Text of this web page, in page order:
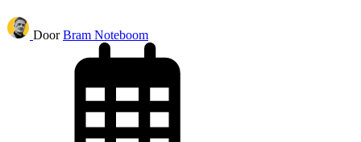
Door Bram Noteboom